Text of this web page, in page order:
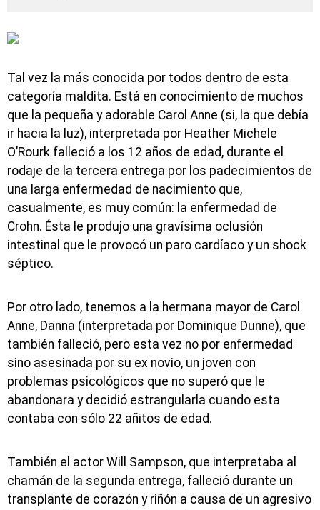
Tal vez la más conocida por todos dentro de esta
categoría maldita. Está en conocimiento de muchos
que la pequeña y adorable Carol Anne (si, la que debía
ir hacia la luz), interpretada por Heather Michele
O’Rourk falleció a los 12 años de edad, durante el
rodaje de la tercera entrega por los padecimientos de
una larga enfermedad de nacimiento que,
casualmente, es muy común: la enfermedad de
Crohn. Ésta le produjo una gravísima oclusión
intestinal que le provocó un paro cardíaco y un shock
séptico.
Por otro lado, tenemos a la hermana mayor de Carol
Anne, Danna (interpretada por Dominique Dunne), que
también falleció, pero esta vez no por enfermedad
sino asesinada por su ex novio, un joven con
problemas psicológicos que no superó que le
abandonara y decidió estrangularla cuando esta
contaba con sólo 22 añitos de edad.
También el actor Will Sampson, que interpretaba al
chamán de la segunda entrega, falleció durante un
transplante de corazón y riñón a causa de un agresivo